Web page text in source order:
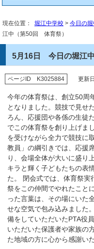
現在位置： 堀江中学校 > 今日の堀
江中（第50回 体育祭）
5月16日 今日の堀江
ページID K3025884 更新
今年の体育祭は、創立50周
となりました。競技で見せ
ろん、応援団や各係の生徒
でこの体育祭を創り上げま
を受けながら全力で競技に
教員」の綱引きでは、応援
り、会場全体が大いに盛り
キラと輝く子どもたちの表
た。 閉会式では、体育祭実
祭をこの仲間でやれたこと
った言葉は、その場にいた
せな空気で包み込みました
備をしていただいたPTA役
いただいた保護者や家族の
た地域の方に心から感謝い